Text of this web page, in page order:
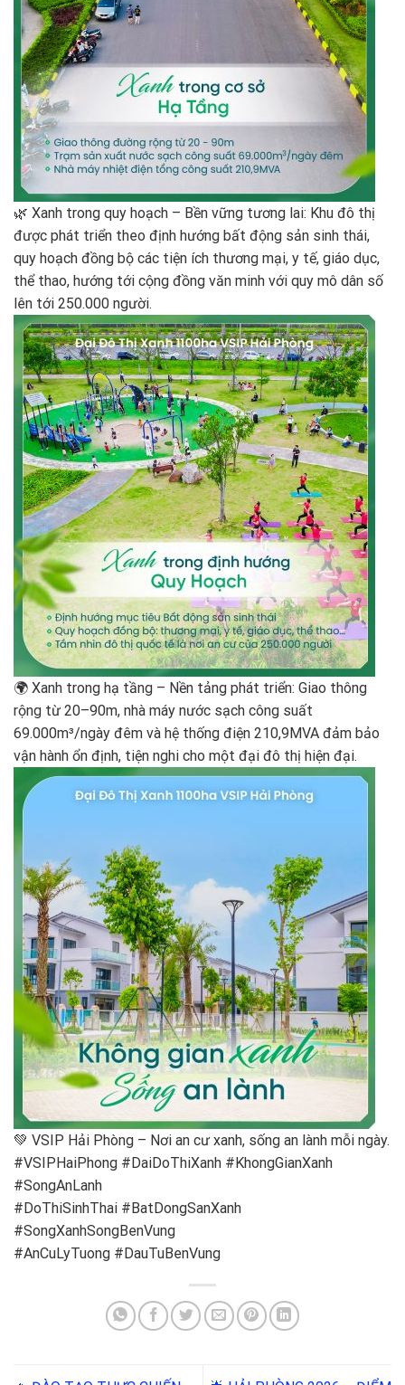
🌿 Xanh trong quy hoạch – Bền vững tương lai: Khu đô thị
được phát triển theo định hướng bất động sản sinh thái,
quy hoạch đồng bộ các tiện ích thương mại, y tế, giáo dục,
thể thao, hướng tới cộng đồng văn minh với quy mô dân số
lên tới 250.000 người.
🌍 Xanh trong hạ tầng – Nền tảng phát triển: Giao thông
rộng từ 20–90m, nhà máy nước sạch công suất
69.000m³/ngày đêm và hệ thống điện 210,9MVA đảm bảo
vận hành ổn định, tiện nghi cho một đại đô thị hiện đại.
💚 VSIP Hải Phòng – Nơi an cư xanh, sống an lành mỗi ngày.
#VSIPHaiPhong #DaiDoThiXanh #KhongGianXanh
#SongAnLanh
#DoThiSinhThai #BatDongSanXanh
#SongXanhSongBenVung
#AnCuLyTuong #DauTuBenVung